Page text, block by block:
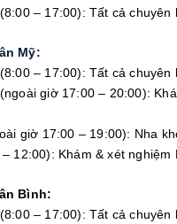
– 17:00): Tất cả chuyên
Mỹ:
– 17:00): Tất cả chuyên
giờ 17:00 – 20:00):
giờ 17:00 – 19:00): Nha
12:00): Khám & xét nghiệm
Bình:
– 17:00): Tất cả chuyên